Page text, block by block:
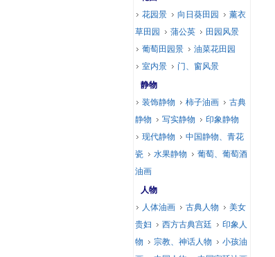
花园景
向日葵田园
薰衣
草田园
蒲公英
田园风景
葡萄田园景
油菜花田园
室内景
门、窗风景
静物
装饰静物
柿子油画
古典
静物
写实静物
印象静物
现代静物
中国静物、青花
瓷
水果静物
葡萄、葡萄酒
油画
人物
人体油画
古典人物
美女
贵妇
西方古典宫廷
印象人
物
宗教、神话人物
小孩油